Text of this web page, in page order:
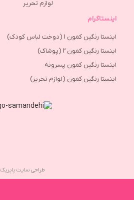
لوازم تحریر
اینستاگرام
اینستا رنگین کمون 1 (دوخت لباس کودک)
اینستا رنگین کمون 2 (پوشاک)
اینستا رنگین کمون پسرونه
اینستا رنگین کمون (لوازم تحریر)
طراحی سایت پاپریک